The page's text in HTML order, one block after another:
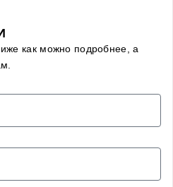
как можно подробнее, а